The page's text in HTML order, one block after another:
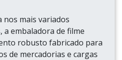
nos mais variados
embaladora de filme
robusto fabricado para
de mercadorias e cargas